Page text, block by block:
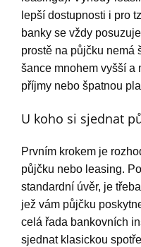
lepší dostupnosti i pro
banky se vždy
prostě na půjčku nemá
šance mnohem vyšší a
příjmy nebo špatnou
U koho si sjednat
Prvním krokem je
půjčku nebo leasing.
standardní úvěr, je
jež vám půjčku
celá řada bankovních
sjednat klasickou